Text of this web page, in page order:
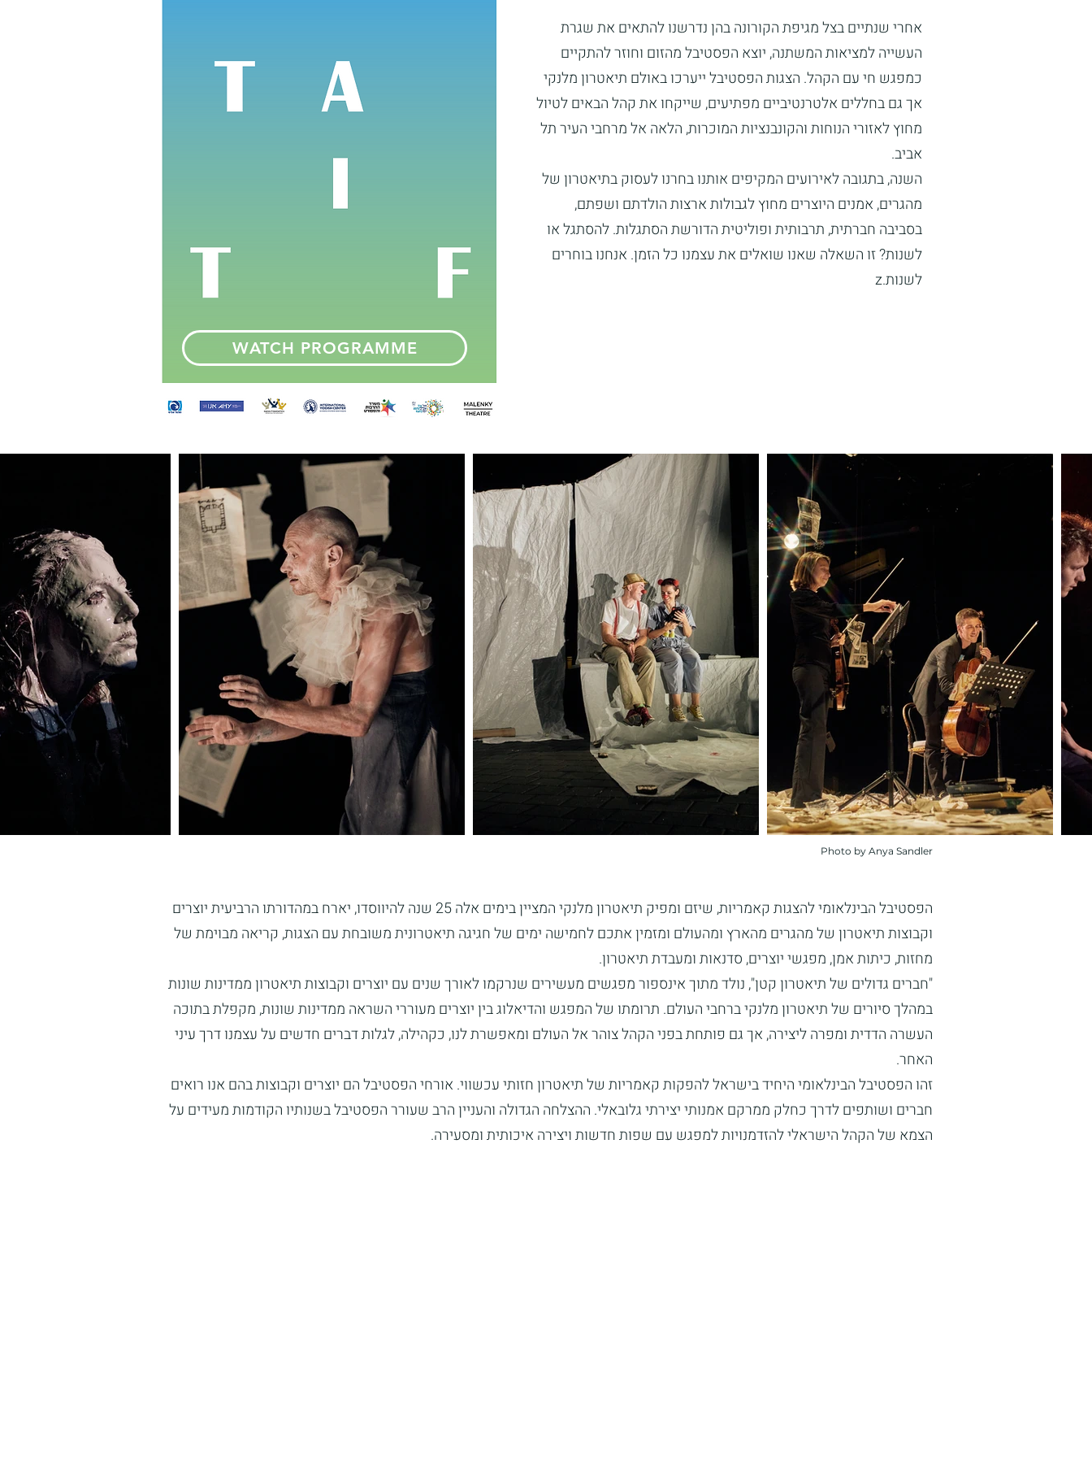
WATCH PROGRAMME
אחרי שנתיים בצל מגיפת הקורונה בהן נדרשנו להתאים את שגרת
העשייה למציאות המשתנה, יוצא הפסטיבל מהזום וחוזר להתקיים
כמפגש חי עם הקהל. הצגות הפסטיבל ייערכו באולם תיאטרון מלנקי
אך גם בחללים אלטרנטיביים מפתיעים, שייקחו את קהל הבאים לטיול
מחוץ לאזורי הנוחות והקונבנציות המוכרות, הלאה אל מרחבי העיר תל
אביב.
השנה, בתגובה לאירועים המקיפים אותנו בחרנו לעסוק בתיאטרון של
מהגרים, אמנים היוצרים מחוץ לגבולות ארצות הולדתם ושפתם,
בסביבה חברתית, תרבותית ופוליטית הדורשת הסתגלות. להסתגל או
לשנות? זו השאלה שאנו שואלים את עצמנו כל הזמן. אנחנו בוחרים
לשנות.z
Photo by Anya Sandler
הפסטיבל הבינלאומי להצגות קאמריות, שיזם ומפיק תיאטרון מלנקי המציין בימים אלה 25 שנה להיווסדו, יארח במהדורתו הרביעית יוצרים
וקבוצות תיאטרון של מהגרים מהארץ ומהעולם ומזמין אתכם לחמישה ימים של חגיגה תיאטרונית משובחת עם הצגות, קריאה מבוימת של
מחזות, כיתות אמן, מפגשי יוצרים, סדנאות ומעבדת תיאטרון.
"חברים גדולים של תיאטרון קטן", נולד מתוך אינספור מפגשים מעשירים שנרקמו לאורך שנים עם יוצרים וקבוצות תיאטרון ממדינות שונות
במהלך סיורים של תיאטרון מלנקי ברחבי העולם. תרומתו של המפגש והדיאלוג בין יוצרים מעוררי השראה ממדינות שונות, מקפלת בתוכה
העשרה הדדית ומפרה ליצירה, אך גם פותחת בפני הקהל צוהר אל העולם ומאפשרת לנו, כקהילה, לגלות דברים חדשים על עצמנו דרך עיני
האחר.
זהו הפסטיבל הבינלאומי היחיד בישראל להפקות קאמריות של תיאטרון חזותי עכשווי. אורחי הפסטיבל הם יוצרים וקבוצות בהם אנו רואים
חברים ושותפים לדרך כחלק ממרקם אמנותי יצירתי גלובאלי. ההצלחה הגדולה והעניין הרב שעורר הפסטיבל בשנותיו הקודמות מעידים על
הצמא של הקהל הישראלי להזדמנויות למפגש עם שפות חדשות ויצירה איכותית ומסעירה.